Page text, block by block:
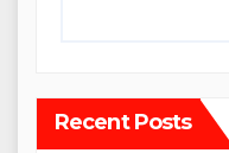
Recent Posts